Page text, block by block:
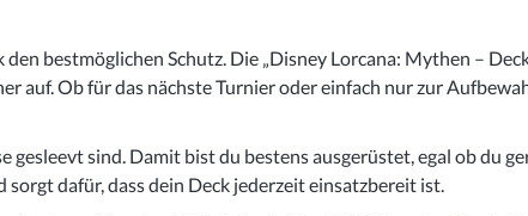
bestmöglichen Schutz. Die „Disney Lorcana: Mythen –
auf. Ob für das nächste Turnier oder einfach nur zur
sind. Damit bist du bestens ausgerüstet, egal ob du
dafür, dass dein Deck jederzeit einsatzbereit ist.